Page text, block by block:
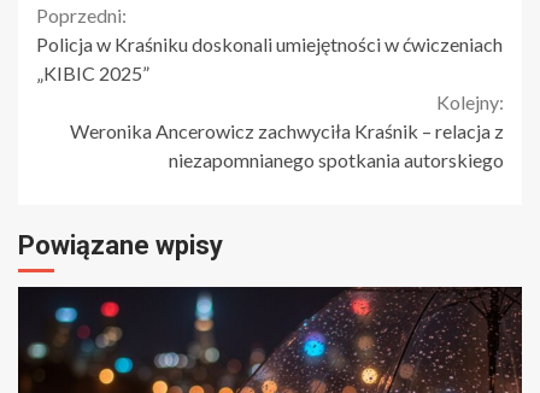
Continue
Reading
Poprzedni:
Policja w Kraśniku doskonali umiejętności w ćwiczeniach
„KIBIC 2025”
Kolejny:
Weronika Ancerowicz zachwyciła Kraśnik – relacja z
niezapomnianego spotkania autorskiego
Powiązane wpisy